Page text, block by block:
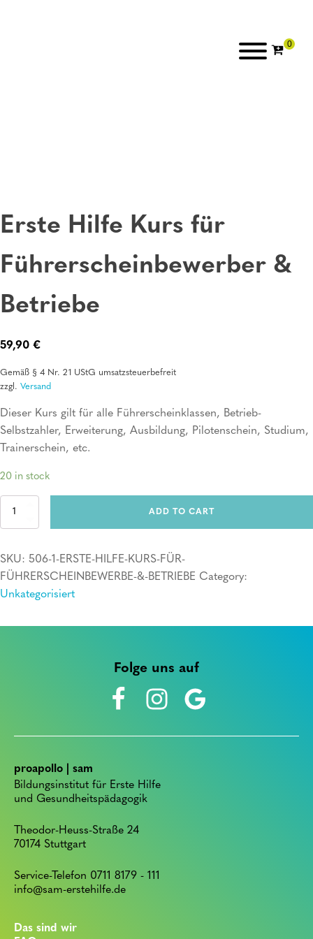
Erste Hilfe Kurs für
Führerscheinbewerber &
Betriebe
59,90 €
Gemäß § 4 Nr. 21 UStG umsatzsteuerbefreit
zzgl. Versand
Dieser Kurs gilt für alle Führerscheinklassen, Betrieb-
Selbstzahler, Erweiterung, Ausbildung, Pilotenschein, Studium,
Trainerschein, etc.
20 in stock
Erste
Führerscheinbewerber
&
quantity
ADD TO CART
SKU: 506-1-ERSTE-HILFE-KURS-FÜR-
FÜHRERSCHEINBEWERBE-&-BETRIEBE Category:
Unkategorisiert
Folge uns auf
proapollo | sam
Bildungsinstitut für Erste Hilfe
und Gesundheitspädagogik
Theodor-Heuss-Straße 24
70174 Stuttgart
Service-Telefon 0711 8179 - 111
info@sam-erstehilfe.de
Das sind wir